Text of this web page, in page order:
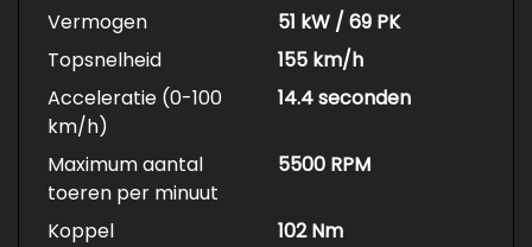
Vermogen
51 kW / 69 PK
Topsnelheid
155 km/h
Acceleratie (0-100
km/h)
14.4 seconden
Maximum aantal
toeren per minuut
5500 RPM
Koppel
102 Nm